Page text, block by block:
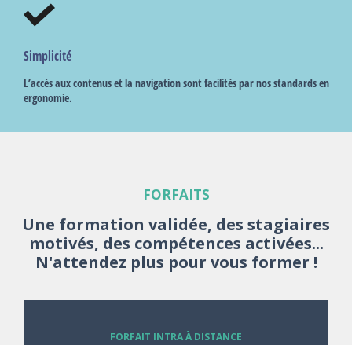
Simplicité
L’accès aux contenus et la navigation sont facilités par nos standards en
ergonomie.
FORFAITS
Une formation validée, des stagiaires
motivés, des compétences activées...
N'attendez plus pour vous former !
FORFAIT INTRA À DISTANCE